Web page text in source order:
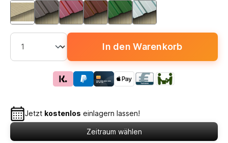
In den Warenkorb
Jetzt kostenlos einlagern lassen!
Zeitraum wählen